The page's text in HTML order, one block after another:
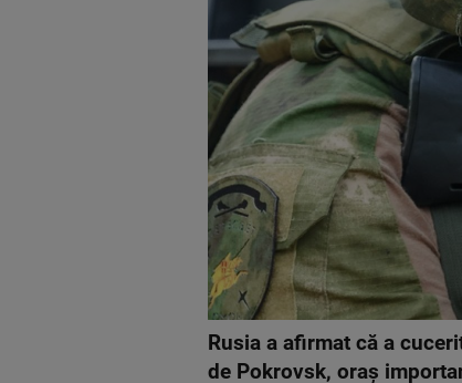
Rusia a afirmat că a
de Pokrovsk, oraş